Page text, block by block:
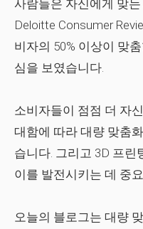
사람들은 자신에게 맞
Deloitte Consumer
비자의 50% 이상이 맞
심을 보였습니다.
소비자들이 점점 더 자
대함에 따라 대량 맞춤
습니다. 그리고 3D 프린
이를 발전시키는 데 중
오늘의 블로그는 대량